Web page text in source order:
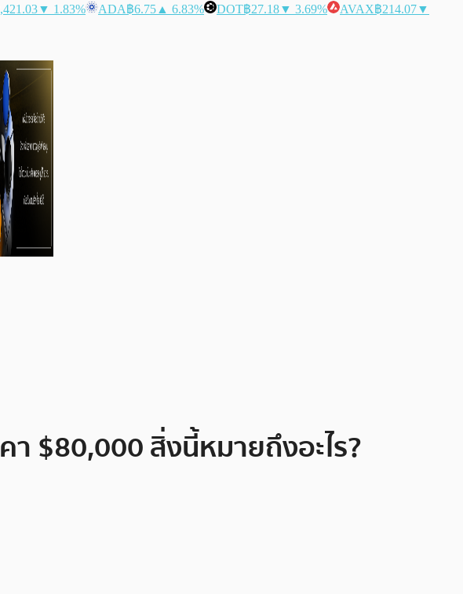
▼ 1.83% ADA฿6.75 ▲ 6.83% DOT฿27.18▼ 3.69% AVAX฿214.07▼
$80,000 สิ่งนี้หมายถึงอะไร?